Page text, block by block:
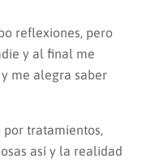
reflexiones, pero
y al final me
me alegra saber
por tratamientos,
así y la realidad